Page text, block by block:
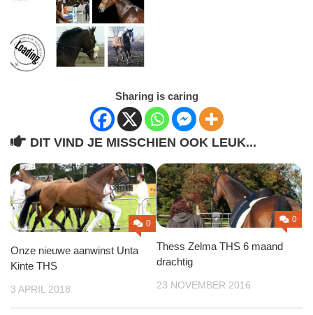
Sharing is caring
DIT VIND JE MISSCHIEN OOK LEUK...
0
Onze nieuwe aanwinst Unta
Kinte THS
3 APRIL 2018
0
Thess Zelma THS 6 maand
drachtig
23 NOVEMBER 2016